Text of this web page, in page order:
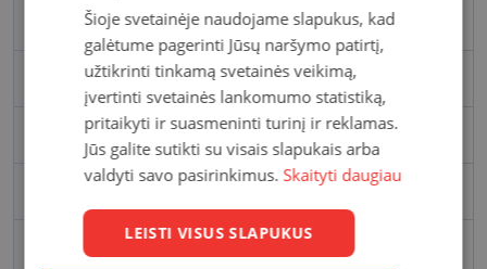
Medžiaga Hixofilcon A
Vandens kiekis 58%
DK/l, Dk/t 28
Gamintojas ClearLab
Prekės ženklas
Šioje svetainėje naudojame slapukus, kad
galėtume pagerinti Jūsų naršymo patirtį,
užtikrinti tinkamą svetainės veikimą,
įvertinti svetainės lankomumo statistiką,
pritaikyti ir suasmeninti turinį ir reklamas.
Jūs galite sutikti su visais slapukais arba
valdyti savo pasirinkimus. Skaityti daugiau
LEISTI VISUS SLAPUKUS